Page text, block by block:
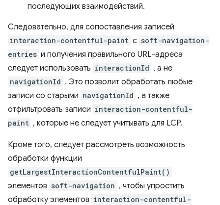
последующих взаимодействий.
Следовательно, для сопоставления записей
interaction-contentful-paint с soft-navigation-
entries и получения правильного URL-адреса
следует использовать interactionId , а не
navigationId . Это позволит обработать любые
записи со старыми navigationId , а также
отфильтровать записи interaction-contentful-
paint , которые не следует учитывать для LCP.
Кроме того, следует рассмотреть возможность
обработки функции
getLargestInteractionContentfulPaint()
элементов soft-navigation , чтобы упростить
обработку элементов interaction-contentful-